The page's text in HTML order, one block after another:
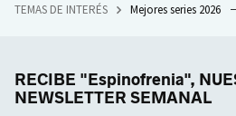
TEMAS DE INTERÉS Mejores series 2026
RECIBE "Espinofrenia",
NEWSLETTER SEMANAL